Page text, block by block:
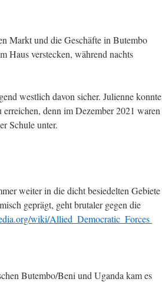
Markt und die Geschäfte in Butembo
Haus verstecken, während nachts
westlich davon sicher. Julienne konnte
denn im Dezember 2021 waren
Schule unter.
weiter in die dicht besiedelten Gebiete
geprägt, geht brutaler gegen die
wiki/Allied_Democratic_Forces
Butembo/Beni und Uganda kam es